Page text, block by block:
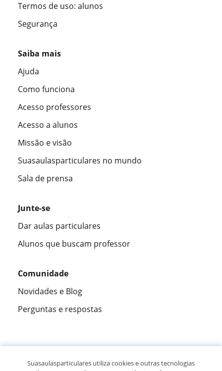
Termos de uso: alunos
Segurança
Saiba mais
Ajuda
Como funciona
Acesso professores
Acesso a alunos
Missão e visão
Suasaulasparticulares no mundo
Sala de prensa
Junte-se
Dar aulas particulares
Alunos que buscam professor
Comunidade
Novidades e Blog
Perguntas e respostas
Suasaulasparticulares utiliza cookies e outras tecnologias